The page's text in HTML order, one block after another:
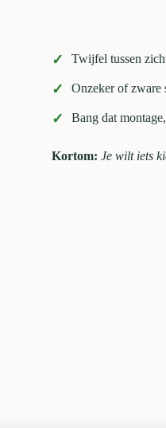
✓ Twijfel tussen
✓ Onzeker of zware
✓ Bang dat
Kortom: Je wilt iets